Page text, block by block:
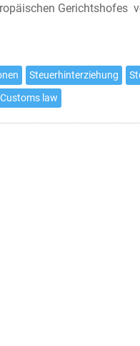
Gerichtshofes
Steuerhinterziehung
law